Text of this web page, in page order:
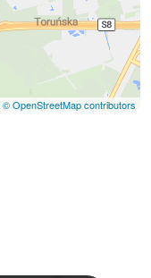
© OpenStreetMap contributors